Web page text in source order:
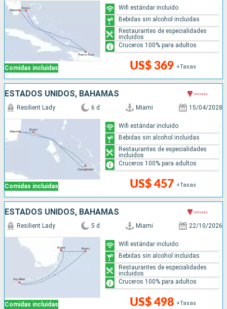
Comidas incluidas US$ 369 +Tasas
Wifi estándar incluido
Bebidas sin alcohol incluidas
Restaurantes de especialidades
incluidos
Cruceros 100% para adultos
ESTADOS UNIDOS, BAHAMAS
Comidas incluidas
Resilient Lady 6 d Miami 15/04/2028
US$ 457 +Tasas
Wifi estándar incluido
Bebidas sin alcohol incluidas
Restaurantes de especialidades
incluidos
Cruceros 100% para adultos
ESTADOS UNIDOS, BAHAMAS
Comidas incluidas
Resilient Lady 5 d Miami 22/10/2026
US$ 498 +Tasas
Wifi estándar incluido
Bebidas sin alcohol incluidas
Restaurantes de especialidades
incluidos
Cruceros 100% para adultos